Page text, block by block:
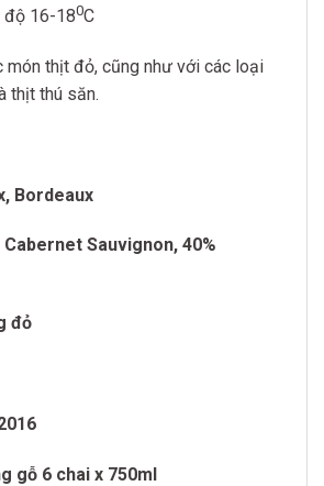
độ 16-180C
món thịt đỏ, cũng như với các loại
thịt thú săn.
Bordeaux
Cabernet Sauvignon, 40%
đỏ
gỗ 6 chai x 750ml